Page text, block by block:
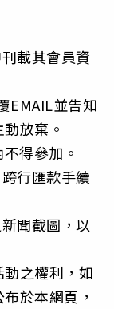
載其會員資
EMAIL並告知
放棄。
得參加。
行匯款手續
聞截圖，以
之權利，如
於本網頁，